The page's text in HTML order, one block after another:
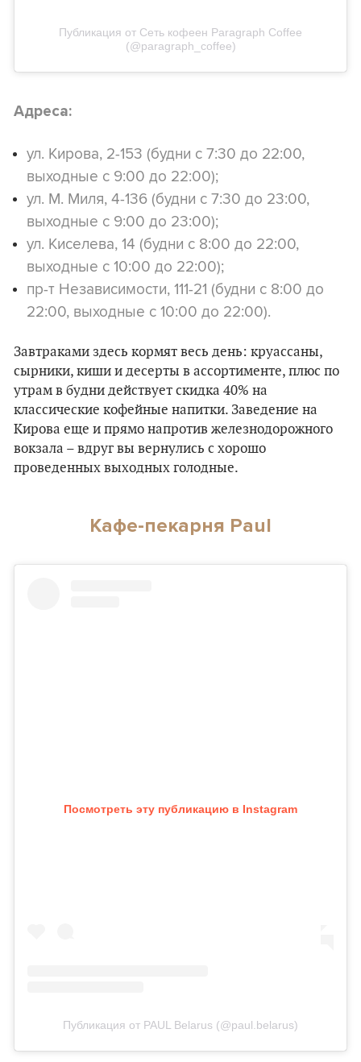
Публикация от Сеть кофеен Paragraph Coffee
(@paragraph_coffee)
Адреса:
ул. Кирова, 2-153 (будни с 7:30 до 22:00,
выходные с 9:00 до 22:00);
ул. М. Миля, 4-136 (будни с 7:30 до 23:00,
выходные с 9:00 до 23:00);
ул. Киселева, 14 (будни с 8:00 до 22:00,
выходные с 10:00 до 22:00);
пр-т Независимости, 111-21 (будни с 8:00 до
22:00, выходные с 10:00 до 22:00).
Завтраками здесь кормят весь день: круассаны,
сырники, киши и десерты в ассортименте, плюс по
утрам в будни действует скидка 40% на
классические кофейные напитки. Заведение на
Кирова еще и прямо напротив железнодорожного
вокзала – вдруг вы вернулись с хорошо
проведенных выходных голодные.
Кафе-пекарня Paul
Посмотреть эту публикацию в Instagram
Публикация от PAUL Belarus (@paul.belarus)